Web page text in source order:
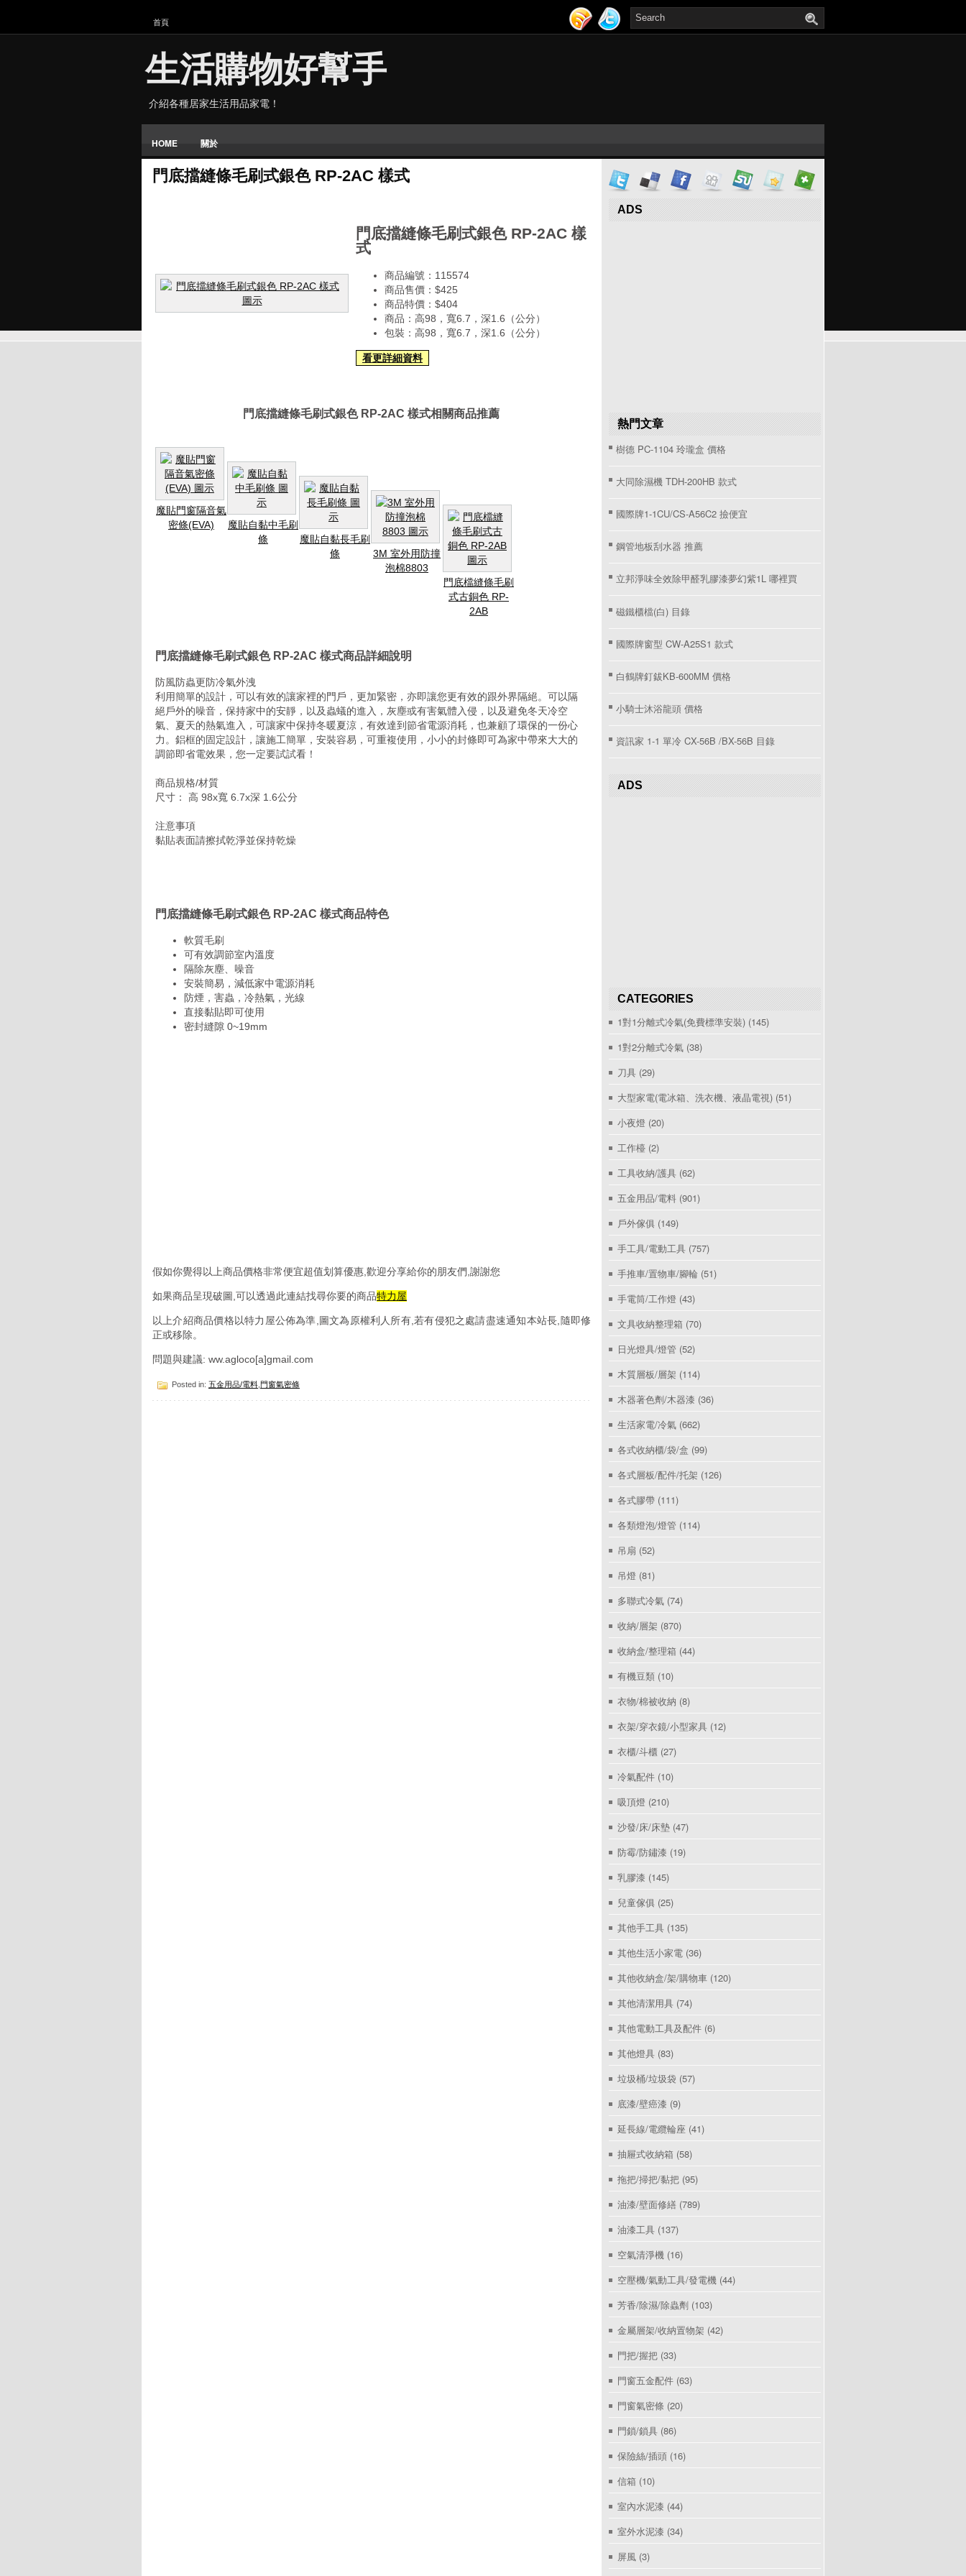
首頁
生活購物好幫手
介紹各種居家生活用品家電！
HOME 關於
門底擋縫條毛刷式銀色 RP-2AC 樣式
門底擋縫條毛刷式銀色 RP-2AC 樣
式
商品編號：115574
商品售價：$425
商品特價： $404
商品：高98，寬6.7，深1.6（公分）
包裝：高98，寬6.7，深1.6（公分）
看更詳細資料
門底擋縫條毛刷式銀色 RP-2AC 樣式相關商品推薦
魔貼門窗隔音氣
密條(EVA)
魔貼自黏中毛刷
條
魔貼自黏長毛刷
條
3M 室外用防撞
泡棉8803
門底檔縫條毛刷
式古銅色 RP-
2AB
門底擋縫條毛刷式銀色 RP-2AC 樣式商品詳細說明
防風防蟲更防冷氣外洩
利用簡單的設計，可以有效的讓家裡的門戶，更加緊密，亦即讓您更有效的跟外界隔絕。可以隔
絕戶外的噪音，保持家中的安靜，以及蟲蟻的進入，灰塵或有害氣體入侵，以及避免冬天冷空
氣、夏天的熱氣進入，可讓家中保持冬暖夏涼，有效達到節省電源消耗，也兼顧了環保的一份心
力。鋁框的固定設計，讓施工簡單，安裝容易，可重複使用，小小的封條即可為家中帶來大大的
調節即省電效果，您一定要試試看！
商品規格/材質
尺寸： 高 98x寬 6.7x深 1.6公分
注意事項
黏貼表面請擦拭乾淨並保持乾燥
門底擋縫條毛刷式銀色 RP-2AC 樣式商品特色
軟質毛刷
可有效調節室內溫度
隔除灰塵、噪音
安裝簡易，減低家中電源消耗
防煙，害蟲，冷熱氣，光線
直接黏貼即可使用
密封縫隙 0~19mm
假如你覺得以上商品價格非常便宜超值划算優惠,歡迎分享給你的朋友們,謝謝您
如果商品呈現破圖,可以透過此連結找尋你要的商品特力屋
以上介紹商品價格以特力屋公佈為準,圖文為原權利人所有,若有侵犯之處請盡速通知本站長,隨即修
正或移除。
問題與建議: ww.agloco[a]gmail.com
Posted in: 五金用品/電料 門窗氣密條
ADS
熱門文章
樹德 PC-1104 玲瓏盒 價格
大同除濕機 TDH-200HB 款式
國際牌1-1CU/CS-A56C2 撿便宜
鋼管地板刮水器 推薦
立邦淨味全效除甲醛乳膠漆夢幻紫1L 哪裡買
磁鐵櫃檔(白) 目錄
國際牌窗型 CW-A25S1 款式
白鶴牌釘鈸KB-600MM 價格
小騎士沐浴龍頭 價格
資訊家 1-1 單冷 CX-56B /BX-56B 目錄
ADS
CATEGORIES
1對1分離式冷氣(免費標準安裝) (145)
1對2分離式冷氣 (38)
刀具 (29)
大型家電(電冰箱、洗衣機、液晶電視) (51)
小夜燈 (20)
工作檯 (2)
工具收納/護具 (62)
五金用品/電料 (901)
戶外傢俱 (149)
手工具/電動工具 (757)
手推車/置物車/腳輪 (51)
手電筒/工作燈 (43)
文具收納整理箱 (70)
日光燈具/燈管 (52)
木質層板/層架 (114)
木器著色劑/木器漆 (36)
生活家電/冷氣 (662)
各式收納櫃/袋/盒 (99)
各式層板/配件/托架 (126)
各式膠帶 (111)
各類燈泡/燈管 (114)
吊扇 (52)
吊燈 (81)
多聯式冷氣 (74)
收納/層架 (870)
收納盒/整理箱 (44)
有機豆類 (10)
衣物/棉被收納 (8)
衣架/穿衣鏡/小型家具 (12)
衣櫃/斗櫃 (27)
冷氣配件 (10)
吸頂燈 (210)
沙發/床/床墊 (47)
防霉/防鏽漆 (19)
乳膠漆 (145)
兒童傢俱 (25)
其他手工具 (135)
其他生活小家電 (36)
其他收納盒/架/購物車 (120)
其他清潔用具 (74)
其他電動工具及配件 (6)
其他燈具 (83)
垃圾桶/垃圾袋 (57)
底漆/壁癌漆 (9)
延長線/電纜輪座 (41)
抽屜式收納箱 (58)
拖把/掃把/黏把 (95)
油漆/壁面修繕 (789)
油漆工具 (137)
空氣清淨機 (16)
空壓機/氣動工具/發電機 (44)
芳香/除濕/除蟲劑 (103)
金屬層架/收納置物架 (42)
門把/握把 (33)
門窗五金配件 (63)
門窗氣密條 (20)
門鎖/鎖具 (86)
保險絲/插頭 (16)
信箱 (10)
室內水泥漆 (44)
室外水泥漆 (34)
屏風 (3)